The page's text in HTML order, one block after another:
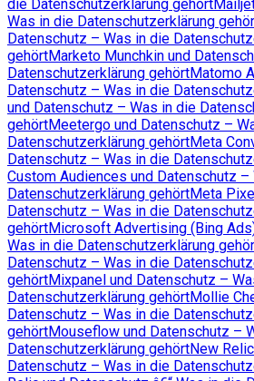
die Datenschutzerklärung gehört
Was in die Datenschutzerklärung
Datenschutz – Was in die
gehörtMarketo Munchkin und
Datenschutzerklärung gehörtMatomo
Datenschutz – Was in die
und Datenschutz – Was in die
gehörtMeetergo und Datenschutz –
Datenschutzerklärung gehörtMeta
Datenschutz – Was in die
Custom Audiences und Datenschutz –
Datenschutzerklärung gehörtMeta
Datenschutz – Was in die
gehörtMicrosoft Advertising (Bing
Was in die Datenschutzerklärung
Datenschutz – Was in die
gehörtMixpanel und Datenschutz –
Datenschutzerklärung gehörtMollie
Datenschutz – Was in die
gehörtMouseflow und Datenschutz –
Datenschutzerklärung gehörtNew
Datenschutz – Was in die